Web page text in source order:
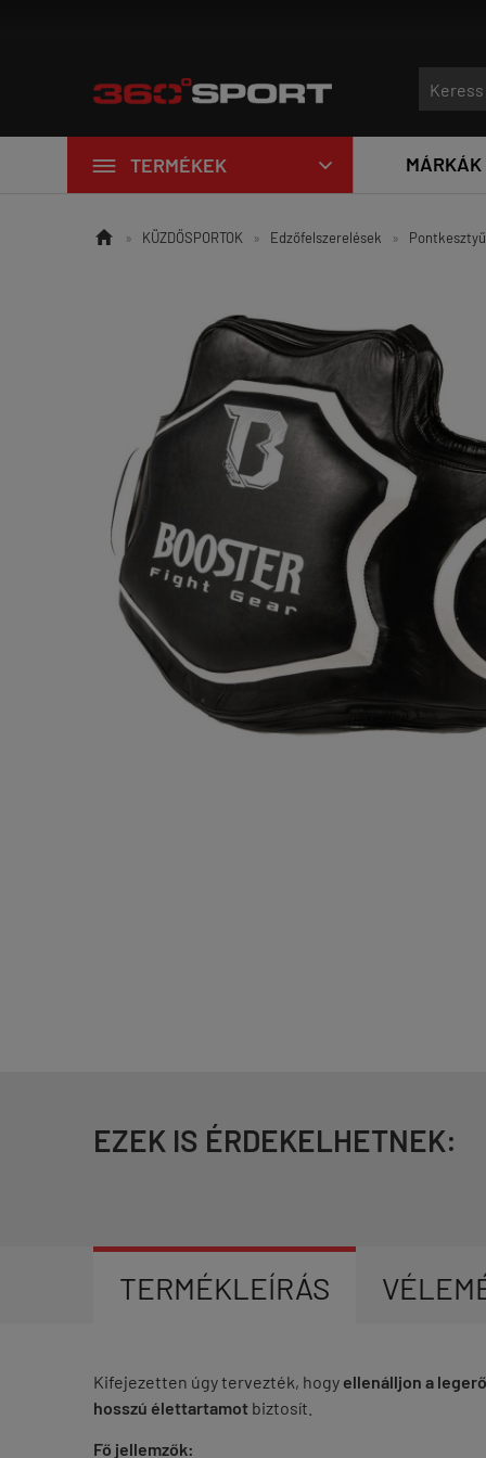
Új edzőtermi eszközök
 TERMÉKEK  MÁRKÁK
 » KÜZDŐSPORTOK » Edzőfelszerelések »
EZEK IS ÉRDEKELHETNEK:
TERMÉKLEÍRÁS
Kifejezetten úgy tervezték, hogy ellenálljon a
hosszú élettartamot biztosít.
Fő jellemzők: